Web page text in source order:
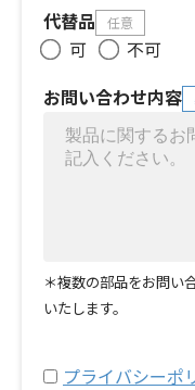
代替品 任意
可
不可
お問い合わせ内容
＊複数の部品をお問い
いたします。
プライバシーポ